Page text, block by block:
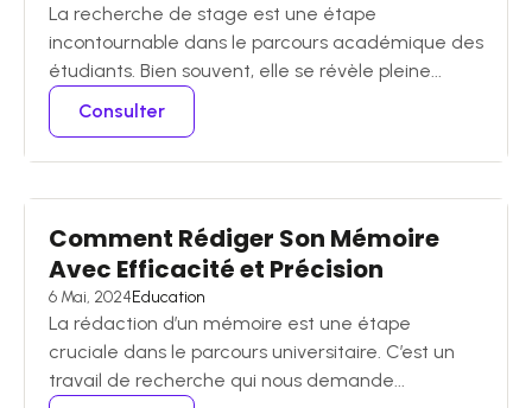
La recherche de stage est une étape
incontournable dans le parcours académique des
étudiants. Bien souvent, elle se révèle pleine...
Consulter
Comment Rédiger Son Mémoire
Avec Efficacité et Précision
6 Mai, 2024Education
La rédaction d’un mémoire est une étape
cruciale dans le parcours universitaire. C’est un
travail de recherche qui nous demande...